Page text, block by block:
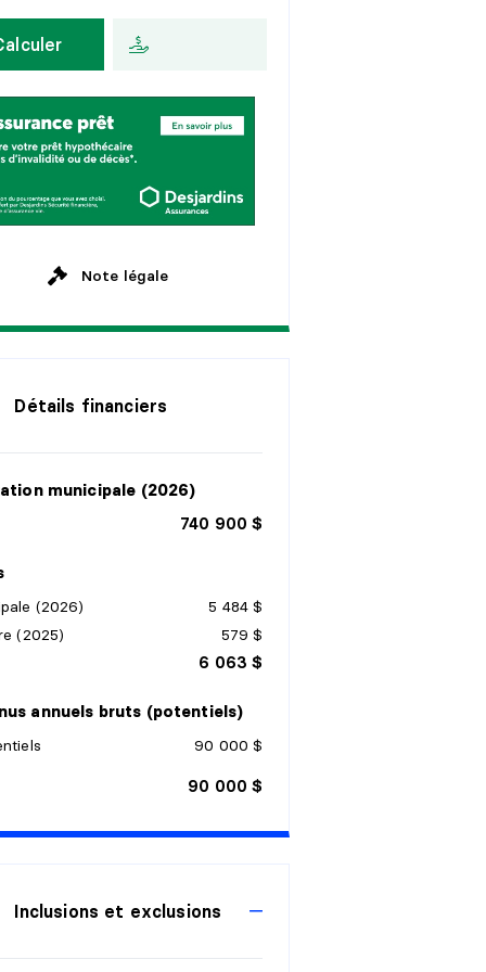
s
ans
ns
ensuelle
Note légale
Détails financiers
municipale (2026)
740 900 $
(2026)
5 484 $
(2025)
579 $
6 063 $
annuels bruts (potentiels)
90 000 $
90 000 $
Inclusions et exclusions